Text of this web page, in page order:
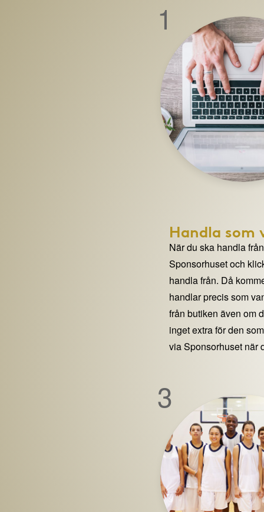
1
Handla som
När du ska handla
Sponsorhuset och
handla från. Då
handlar precis som
från butiken även om
inget extra för den
via Sponsorhuset när
3